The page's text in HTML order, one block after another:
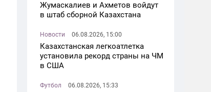
Жумаскалиев и Ахметов войдут
в штаб сборной Казахстана
Новости 06.08.2026, 15:00
Казахстанская легкоатлетка
установила рекорд страны на ЧМ
в США
Футбол 06.08.2026, 15:33